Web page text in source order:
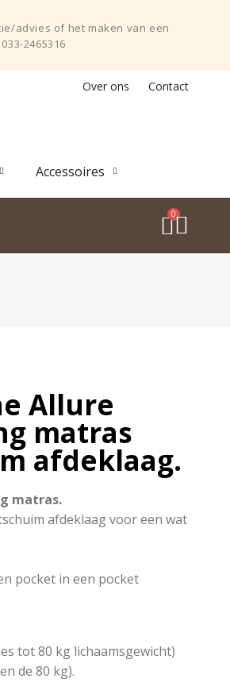
advies of het maken van een
2465316
Over ons Contact
Accessoires
Allure
matras
afdeklaag.
matras.
afdeklaag voor een wat
pocket in een pocket
tot 80 kg lichaamsgewicht)
de 80 kg).